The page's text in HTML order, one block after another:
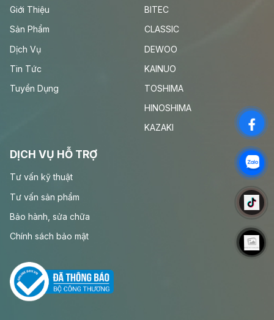
Giới Thiệu
Sản Phẩm
Dịch Vụ
Tin Tức
Tuyển Dụng
BITEC
CLASSIC
DEWOO
KAINUO
TOSHIMA
HINOSHIMA
KAZAKI
DỊCH VỤ HỖ TRỢ
Tư vấn kỹ thuật
Tư vấn sản phẩm
Bảo hành, sửa chữa
Chính sách bảo mật